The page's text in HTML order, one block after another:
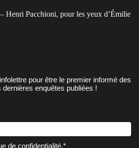
– Henri Pacchioni, pour les yeux d’Émilie
pour être le premier informé des
enquêtes publiées !
de confidentialité.*